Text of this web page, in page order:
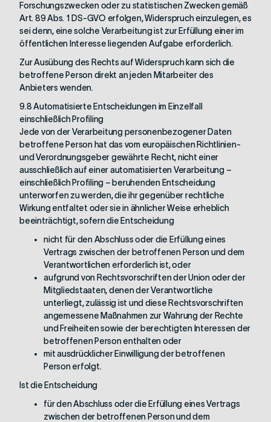
Forschungszwecken oder zu statistischen Zwecken gemäß
Art. 89 Abs. 1 DS-GVO erfolgen, Widerspruch einzulegen, es
sei denn, eine solche Verarbeitung ist zur Erfüllung einer im
öffentlichen Interesse liegenden Aufgabe erforderlich.
Zur Ausübung des Rechts auf Widerspruch kann sich die
betroffene Person direkt an jeden Mitarbeiter des
Anbieters wenden.
9.8 Automatisierte Entscheidungen im Einzelfall
einschließlich Profiling
Jede von der Verarbeitung personenbezogener Daten
betroffene Person hat das vom europäischen Richtlinien-
und Verordnungsgeber gewährte Recht, nicht einer
ausschließlich auf einer automatisierten Verarbeitung –
einschließlich Profiling – beruhenden Entscheidung
unterworfen zu werden, die ihr gegenüber rechtliche
Wirkung entfaltet oder sie in ähnlicher Weise erheblich
beeinträchtigt, sofern die Entscheidung
nicht für den Abschluss oder die Erfüllung eines
Vertrags zwischen der betroffenen Person und dem
Verantwortlichen erforderlich ist, oder
aufgrund von Rechtsvorschriften der Union oder der
Mitgliedstaaten, denen der Verantwortliche
unterliegt, zulässig ist und diese Rechtsvorschriften
angemessene Maßnahmen zur Wahrung der Rechte
und Freiheiten sowie der berechtigten Interessen der
betroffenen Person enthalten oder
mit ausdrücklicher Einwilligung der betroffenen
Person erfolgt.
Ist die Entscheidung
für den Abschluss oder die Erfüllung eines Vertrags
zwischen der betroffenen Person und dem